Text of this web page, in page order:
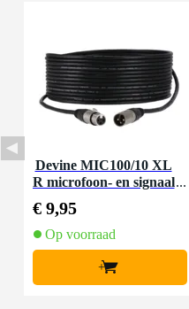
Devine MIC100/10 XL
R microfoon- en signaal
€ 9,95
Op voorraad
+